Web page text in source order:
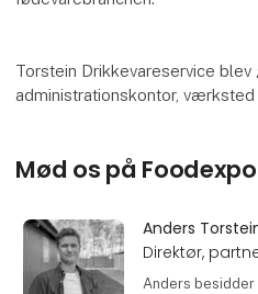
Torstein Drikkevareservice
administrationskontor,
Mød os på Foodexpo
Anders
Direktør,
Anders